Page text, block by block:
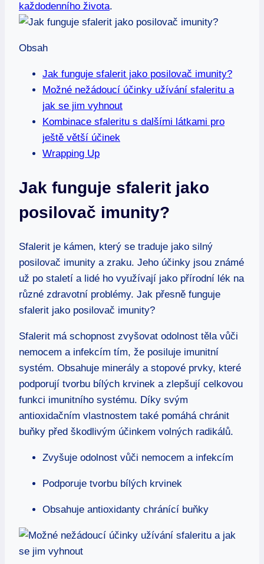
každodenního života.
Obsah
Jak funguje sfalerit jako posilovač imunity?
Možné nežádoucí účinky užívání sfaleritu a
jak se jim vyhnout
Kombinace sfaleritu s dalšími látkami pro
ještě větší účinek
Wrapping Up
Jak funguje sfalerit jako
posilovač imunity?
Sfalerit je kámen, který se traduje jako silný
posilovač imunity a zraku. Jeho účinky jsou známé
už po staletí a lidé ho využívají jako přírodní lék na
různé zdravotní problémy. Jak přesně funguje
sfalerit jako posilovač imunity?
Sfalerit má schopnost zvyšovat odolnost těla vůči
nemocem a infekcím tím, že posiluje imunitní
systém. Obsahuje minerály a stopové prvky, které
podporují tvorbu bílých krvinek a zlepšují celkovou
funkci imunitního systému. Díky svým
antioxidačním vlastnostem také pomáhá chránit
buňky před škodlivým účinkem volných radikálů.
Zvyšuje odolnost vůči nemocem a infekcím
Podporuje tvorbu bílých krvinek
Obsahuje antioxidanty chránící buňky